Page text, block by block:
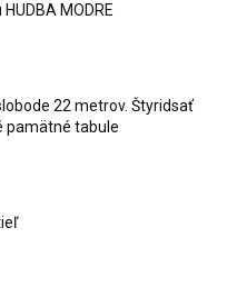
MODRE
22 metrov. Štyridsať
pamätné tabule